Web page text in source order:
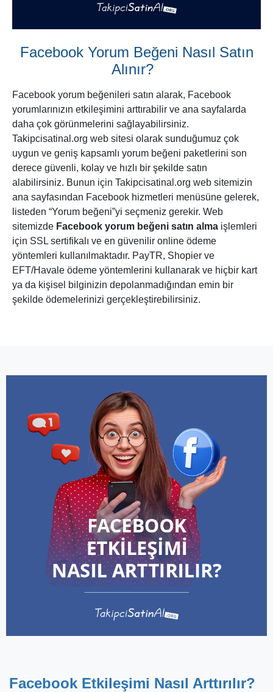
Facebook Yorum Beğeni Nasıl Satın
Alınır?
Facebook yorum beğenileri satın alarak, Facebook
yorumlarınızın etkileşimini arttırabilir ve ana sayfalarda
daha çok görünmelerini sağlayabilirsiniz.
Takipcisatinal.org web sitesi olarak sunduğumuz çok
uygun ve geniş kapsamlı yorum beğeni paketlerini son
derece güvenli, kolay ve hızlı bir şekilde satın
alabilirsiniz. Bunun için Takipcisatinal.org web sitemizin
ana sayfasından Facebook hizmetleri menüsüne gelerek,
listeden “Yorum beğeni”yi seçmeniz gerekir. Web
sitemizde Facebook yorum beğeni satın alma işlemleri
için SSL sertifikalı ve en güvenilir online ödeme
yöntemleri kullanılmaktadır. PayTR, Shopier ve
EFT/Havale ödeme yöntemlerini kullanarak ve hiçbir kart
ya da kişisel bilginizin depolanmadığından emin bir
şekilde ödemelerinizi gerçekleştirebilirsiniz.
Facebook Etkileşimi Nasıl Arttırılır?